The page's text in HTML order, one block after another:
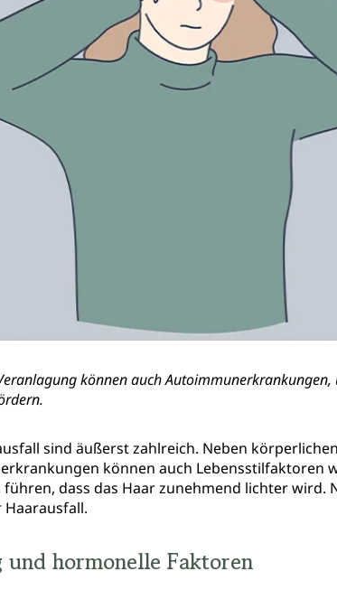
können auch
sind äußerst zahlreich. Neben
können auch Lebensstilfaktoren
dass das Haar zunehmend lichter wird.
hormonelle Faktoren